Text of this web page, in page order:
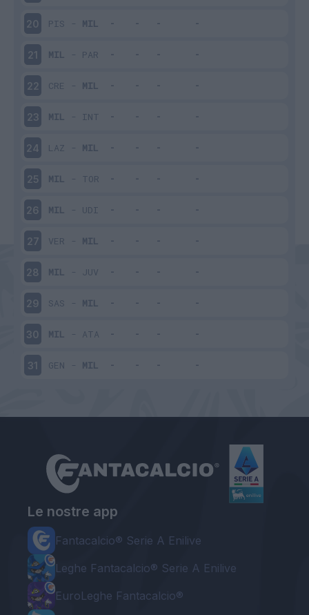
20 PIS - MIL
21 MIL - PAR
22 CRE - MIL
23 MIL - INT
24 LAZ - MIL
25 MIL - TOR
26 MIL - UDI
27 VER - MIL
28 MIL - JUV
29 SAS - MIL
30 MIL - ATA
31 GEN - MIL
Le nostre app
Fantacalcio® Serie A Enilive
Leghe Fantacalcio® Serie A Enilive
EuroLeghe Fantacalcio®